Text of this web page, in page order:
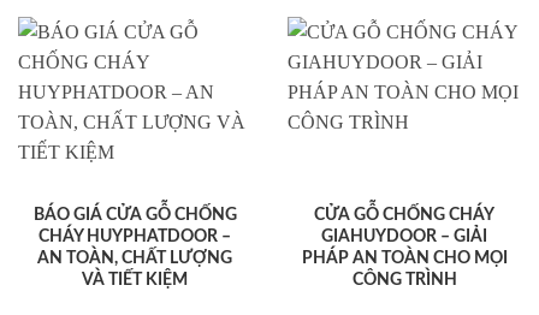
BÁO GIÁ CỬA GỖ CHỐNG
CHÁY HUYPHATDOOR –
AN TOÀN, CHẤT LƯỢNG
VÀ TIẾT KIỆM
CỬA GỖ CHỐNG CHÁY
GIAHUYDOOR – GIẢI
PHÁP AN TOÀN CHO MỌI
CÔNG TRÌNH